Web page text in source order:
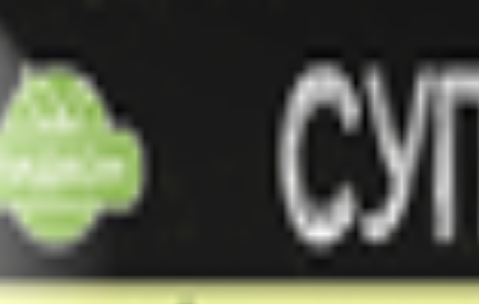
с сухариками
Суп «Maggi» Звездочки с зеленью и овощами BYN Суп
с сухариками